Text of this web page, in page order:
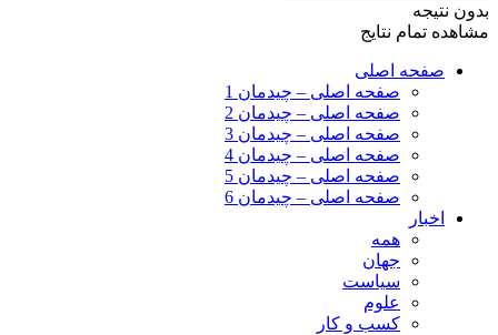
بدون نتیجه
مشاهده تمام نتایج
صفحه اصلی
صفحه اصلی – چیدمان 1
صفحه اصلی – چیدمان 2
صفحه اصلی – چیدمان 3
صفحه اصلی – چیدمان 4
صفحه اصلی – چیدمان 5
صفحه اصلی – چیدمان 6
اخبار
همه
جهان
سیاست
علوم
کسب و کار